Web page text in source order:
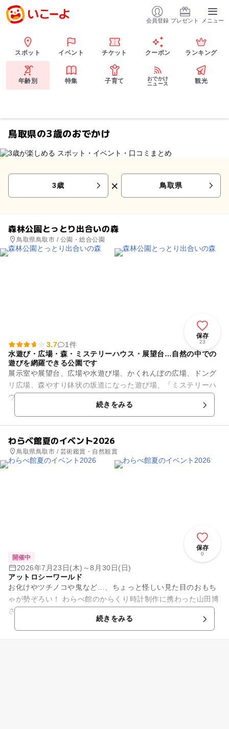
会員登録 プレゼント メニュー
スポット イベント チケット クーポン ランキング
年齢別 特集 子育て
おでかけ
ニュース
観光
鳥取県の3歳のおでかけ
3歳 × 鳥取県
森林公園とっとり出合いの森
鳥取県鳥取市 / 公園・総合公園
保存
23
3.7
1件
水遊び・広場・森・ミステリーハウス・展望台…自然の中での
遊びを網羅できる公園です
展示室や展望台、広場や水遊び場、かくれんぼの広場、ドング
リ広場、森やすり鉢状の坂道になった遊び場、「ミステリーハ
ウス」「ハラハラドキドキのつり橋」などなど、自然公園を思
いっきり満喫できる工夫がい...続きをみる
わらべ館夏のイベント2026
鳥取県鳥取市 / 芸術鑑賞・自然観賞
保存
0
開催中
2026年7月23日(木)～8月30日(日)
アットロシーワールド
お化けやツチノコや鬼など…、ちょっと怪しい見た目のおもち
ゃが勢ぞろい！ わらべ館のからくり時計制作に携わった山田博
さんの新作からくりおもちゃや、鳥取県の妖怪たちを紹介する
「鳥取のバケモンカミサ...続きをみる